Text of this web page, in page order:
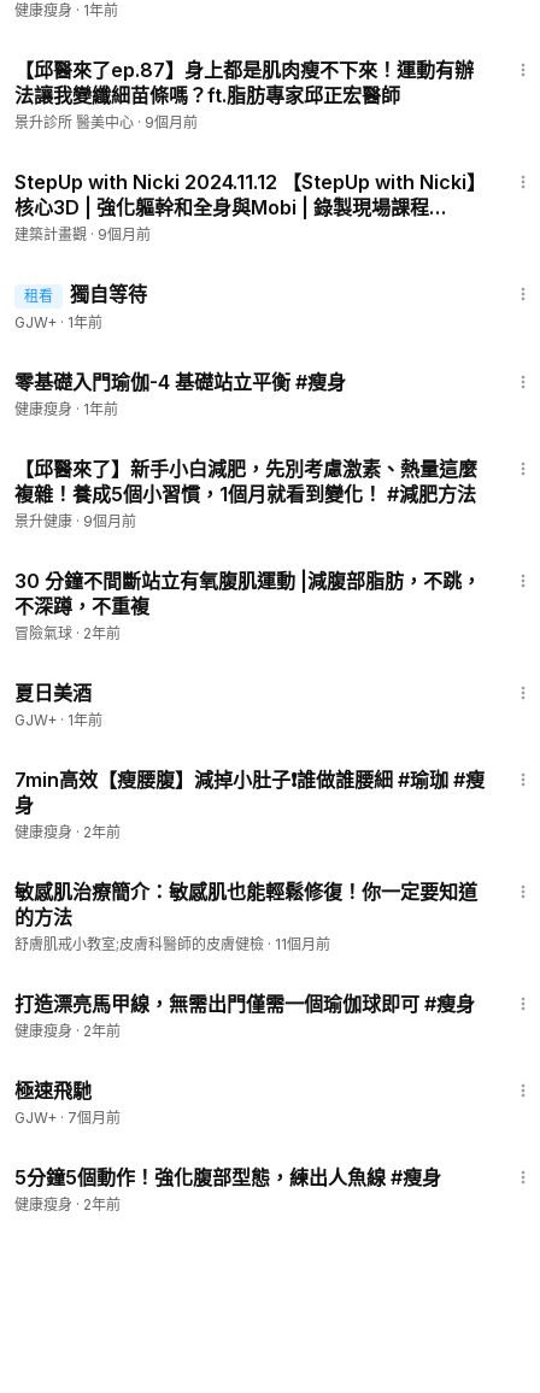
健康瘦身 · 1年前
【邱醫來了ep.87】身上都是肌肉瘦不下來！運動有辦
法讓我變纖細苗條嗎？ft.脂肪專家邱正宏醫師
景升診所 醫美中心 · 9個月前
StepUp with Nicki 2024.11.12 【StepUp with Nicki】
核心3D | 強化軀幹和全身與Mobi | 錄製現場課程
31.07.24 | 60分鐘
建築計畫觀 · 9個月前
租看 獨自等待
GJW+ · 1年前
零基礎入門瑜伽-4 基礎站立平衡 #瘦身
健康瘦身 · 1年前
【邱醫來了】新手小白減肥，先別考慮激素、熱量這麼
複雜！養成5個小習慣，1個月就看到變化！ #減肥方法
景升健康 · 9個月前
30 分鐘不間斷站立有氧腹肌運動 |減腹部脂肪，不跳，
不深蹲，不重複
冒險氣球 · 2年前
夏日美酒
GJW+ · 1年前
7min高效【瘦腰腹】減掉小肚子❗️誰做誰腰細 #瑜珈 #瘦
身
健康瘦身 · 2年前
敏感肌治療簡介：敏感肌也能輕鬆修復！你一定要知道
的方法
舒膚肌戒小教室;皮膚科醫師的皮膚健檢 · 11個月前
打造漂亮馬甲線，無需出門僅需一個瑜伽球即可 #瘦身
健康瘦身 · 2年前
極速飛馳
GJW+ · 7個月前
5分鐘5個動作！強化腹部型態，練出人魚線 #瘦身
健康瘦身 · 2年前